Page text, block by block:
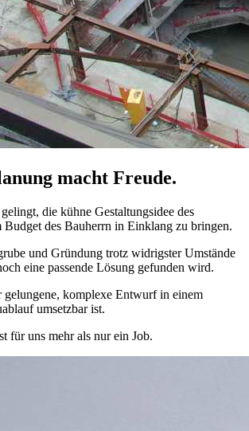
macht Freude.
die kühne Gestaltungsidee des
des Bauherrn in Einklang zu bringen.
und Gründung trotz widrigster Umstände
eine passende Lösung gefunden wird.
gelungene, komplexe Entwurf in einem
umsetzbar ist.
für uns mehr als nur ein Job.